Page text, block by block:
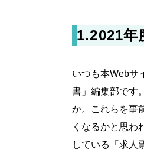
1.2021年
いつも本Webサ
書」編集部です
か。これらを事
くなるかと思わ
している「求人